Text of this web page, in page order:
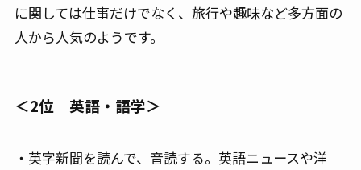
に関しては仕事だけでなく、旅行や趣味など多方面の
人から人気のようです。
＜2位 英語・語学＞
・英字新聞を読んで、音読する。英語ニュースや洋